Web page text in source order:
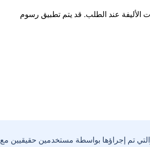
الأليفة عند الطلب. قد يتم تطبيق رسوم
تم إجراؤها بواسطة مستخدمين حقيقيين مع